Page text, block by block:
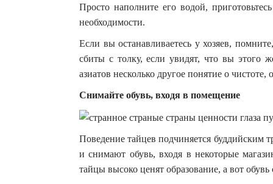
Просто наполните его водой,
необходимости.
Если вы останавливаетесь у хозяев,
сбиты с толку, если увидят, что вы этого
азиатов несколько другое понятие о
Снимайте обувь, входя в помещение
Поведение тайцев подчиняется буддийским
и снимают обувь, входя в некоторые
тайцы высоко ценят образование, а вот